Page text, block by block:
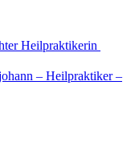
Heilpraktikerin
– Heilpraktiker –